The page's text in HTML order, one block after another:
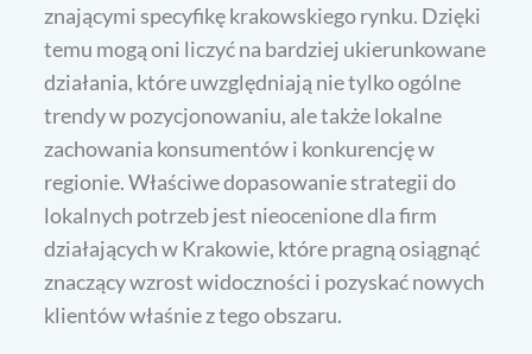
znającymi specyfikę krakowskiego rynku. Dzięki
temu mogą oni liczyć na bardziej ukierunkowane
działania, które uwzględniają nie tylko ogólne
trendy w pozycjonowaniu, ale także lokalne
zachowania konsumentów i konkurencję w
regionie. Właściwe dopasowanie strategii do
lokalnych potrzeb jest nieocenione dla firm
działających w Krakowie, które pragną osiągnąć
znaczący wzrost widoczności i pozyskać nowych
klientów właśnie z tego obszaru.